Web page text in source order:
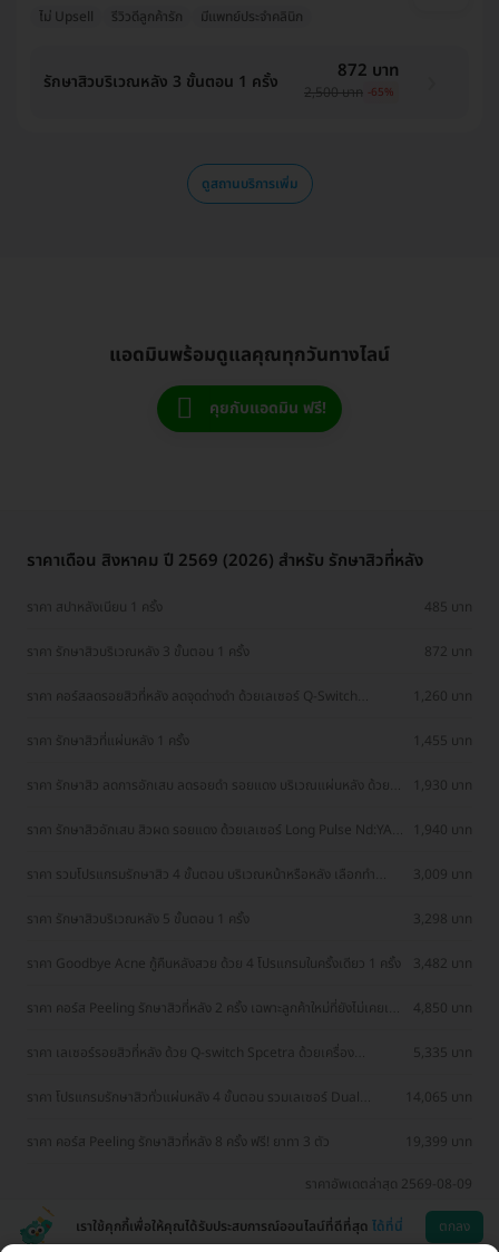
ไม่ Upsell
รีวิวดีลูกค้ารัก มีแพทย์ประจำคลินิก
รักษาสิวบริเวณหลัง 3 ขั้นตอน 1 ครั้ง 872 บาท
2,500 บาท -65%
ดูสถานบริการเพิ่ม
แอดมินพร้อมดูแลคุณทุกวันทางไลน์
คุยกับแอดมิน ฟรี!
ราคาเดือน สิงหาคม ปี 2569 (2026) สำหรับ รักษาสิวที่หลัง
ราคา สปาหลังเนียน 1 ครั้ง 485 บาท
ราคา รักษาสิวบริเวณหลัง 3 ขั้นตอน 1 ครั้ง 872 บาท
ราคา คอร์สลดรอยสิวที่หลัง ลดจุดด่างดำ ด้วยเลเซอร์ Q-Switch
1,260 บาท
ราคา รักษาสิวที่แผ่นหลัง 1 ครั้ง 1,455 บาท
ราคา รักษาสิว ลดการอักเสบ ลดรอยดำ รอยแดง บริเวณแผ่นหลัง ด้วย
1,930 บาท
ราคา รักษาสิวอักเสบ สิวผด รอยแดง ด้วยเลเซอร์ Long Pulse Nd:YAG
1,940 บาท
ราคา รวมโปรแกรมรักษาสิว 4 ขั้นตอน บริเวณหน้าหรือหลัง เลือกทำ
3,009 บาท
ราคา รักษาสิวบริเวณหลัง 5 ขั้นตอน 1 ครั้ง 3,298 บาท
ราคา Goodbye Acne กู้คืนหลังสวย ด้วย 4 โปรแกรมในครั้งเดียว 1 ครั้ง 3,482 บาท
ราคา คอร์ส Peeling รักษาสิวที่หลัง 2 ครั้ง เฉพาะลูกค้าใหม่ที่ยังไม่เคยเข้า
4,850 บาท
ราคา เลเซอร์รอยสิวที่หลัง ด้วย Q-switch Spcetra ด้วยเครื่อง
5,335 บาท
ราคา โปรแกรมรักษาสิวทั่วแผ่นหลัง 4 ขั้นตอน รวมเลเซอร์ Dual
14,065 บาท
ราคา คอร์ส Peeling รักษาสิวที่หลัง 8 ครั้ง ฟรี! ยาทา 3 ตัว 19,399 บาท
ราคาอัพเดตล่าสุด 2569-08-09
เราใช้คุกกี้เพื่อให้คุณได้รับประสบการณ์ออนไลน์ที่ดีที่สุด ได้ที่นี่ ตกลง